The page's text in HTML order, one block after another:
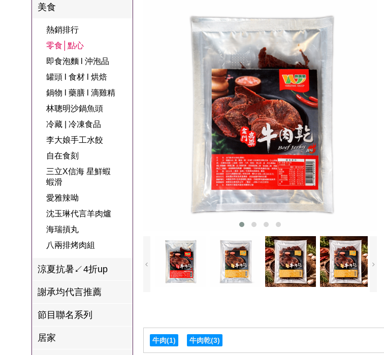
夜聯名
超級紅人榜聯
名
百味人生戲劇
型男大主廚聯
名
節目聯名商品
推薦
品
罐頭 l 食材 l 烘
焙
鍋物 l 藥膳 l 滴
雞精
林聰明沙鍋魚
冷藏 | 冷凍食品
李大娘手工水
餃
三立X信海 星
鮮蝦蝦滑
肉爐
海瑞摃丸
八兩排烤肉組
清潔用品
寢具│床墊
宗教開運
ELVIS愛菲斯
Astonish英國潔
雨揚老師開運
金健康石墨烯
台塑生醫
機能服飾
配件
PP波瑟楓妮品
牌館
池昌旭代言
Bello. U
OUR FAMILY
一家人
甘味人生
狀元堂牛樟芝
女內褲
男內褲
NEONER
美容專區
涼夏家電
3C
1MORE耳機
甘味人生鍵力
肽↙85折
美食
熱銷排行
零食│點心
即食泡麵 l 沖泡品
罐頭 l 食材 l 烘焙
鍋物 l 藥膳 l 滴雞精
林聰明沙鍋魚頭
冷藏 | 冷凍食品
李大娘手工水餃
自在食刻
三立X信海 星鮮蝦
蝦滑
愛雅辣呦
沈玉琳代言羊肉爐
海瑞摃丸
八兩排烤肉組
涼夏抗暑↙4折up
謝承均代言推薦
節目聯名系列
居家 牛肉(1) 牛肉乾(3)